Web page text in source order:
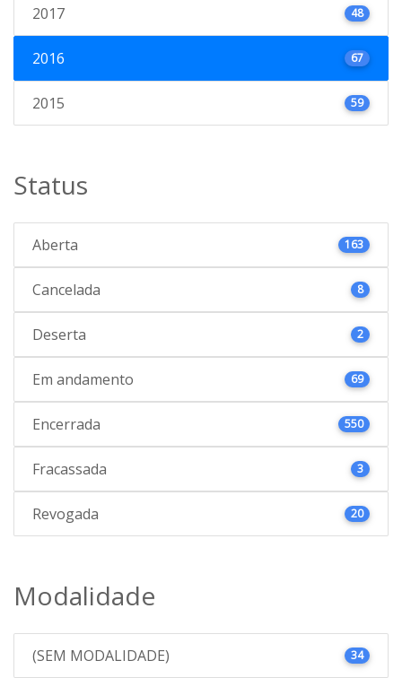
2017 48
2016 67
2015 59
Status
Aberta 163
Cancelada 8
Deserta 2
Em andamento 69
Encerrada 550
Fracassada 3
Revogada 20
Modalidade
(SEM MODALIDADE) 34